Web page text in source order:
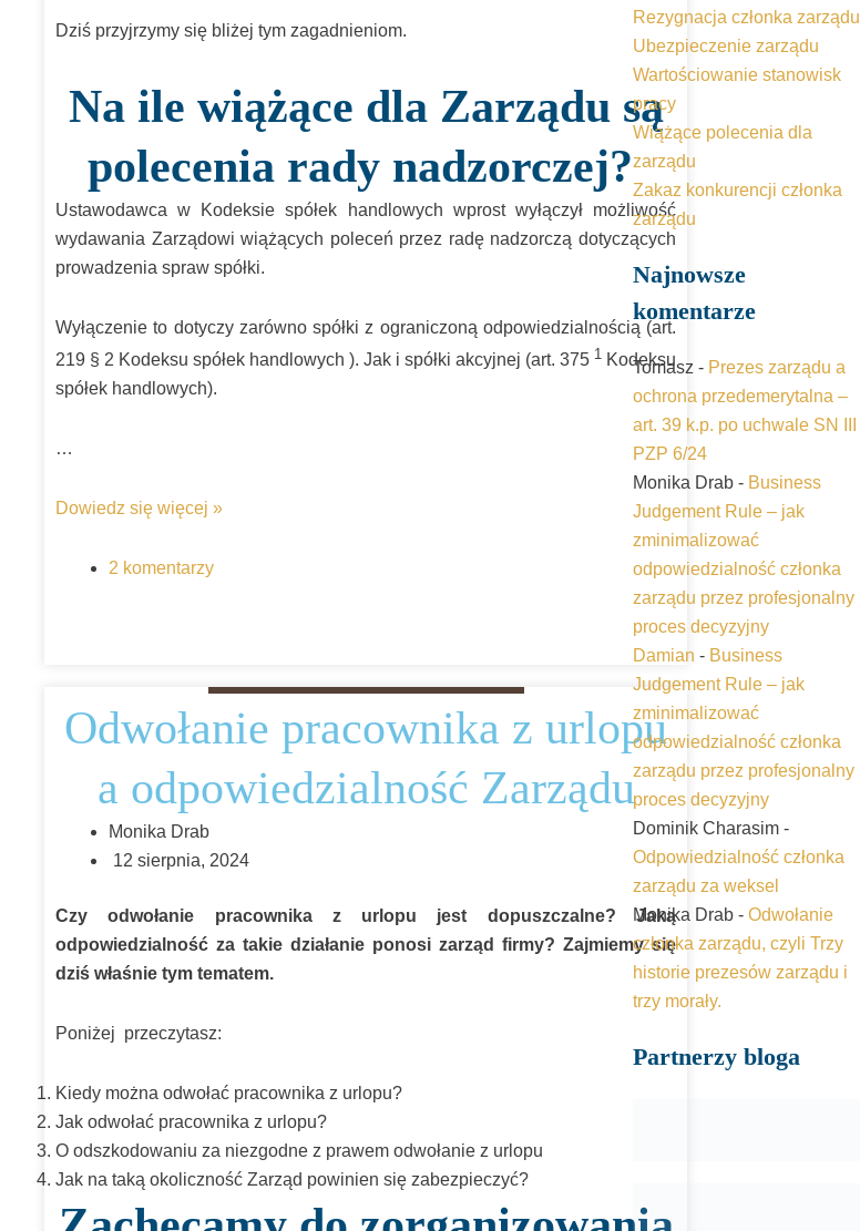
Dziś przyjrzymy się bliżej tym zagadnieniom.
Na ile wiążące dla Zarządu są
polecenia rady nadzorczej?
Ustawodawca w Kodeksie spółek handlowych wprost wyłączył możliwość
wydawania Zarządowi wiążących poleceń przez radę nadzorczą dotyczących
prowadzenia spraw spółki.
Wyłączenie to dotyczy zarówno spółki z ograniczoną odpowiedzialnością (art.
219 § 2 Kodeksu spółek handlowych ). Jak i spółki akcyjnej (art. 375 1 Kodeksu
spółek handlowych).
…
Dowiedz się więcej »
2 komentarzy
Odwołanie pracownika z urlopu
a odpowiedzialność Zarządu
Monika Drab
12 sierpnia, 2024
Czy odwołanie pracownika z urlopu jest dopuszczalne? Jaką
odpowiedzialność za takie działanie ponosi zarząd firmy? Zajmiemy się
dziś właśnie tym tematem.
Poniżej przeczytasz:
Kiedy można odwołać pracownika z urlopu?
Jak odwołać pracownika z urlopu?
O odszkodowaniu za niezgodne z prawem odwołanie z urlopu
Jak na taką okoliczność Zarząd powinien się zabezpieczyć?
Odwołanie
pracownika
z
a
Zarządu
Rezygnacja członka zarządu
Ubezpieczenie zarządu
Wartościowanie stanowisk
pracy
Wiążące polecenia dla
zarządu
Zakaz konkurencji członka
zarządu
Najnowsze
komentarze
Tomasz - Prezes zarządu a
ochrona przedemerytalna –
art. 39 k.p. po uchwale SN III
PZP 6/24
Monika Drab - Business
Judgement Rule – jak
zminimalizować
odpowiedzialność członka
zarządu przez profesjonalny
proces decyzyjny
Damian - Business
Judgement Rule – jak
zminimalizować
odpowiedzialność członka
zarządu przez profesjonalny
proces decyzyjny
Dominik Charasim -
Odpowiedzialność członka
zarządu za weksel
Monika Drab -Odwołanie
członka zarządu, czyli Trzy
historie prezesów zarządu i
trzy morały.
Partnerzy bloga